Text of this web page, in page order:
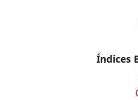
Índices